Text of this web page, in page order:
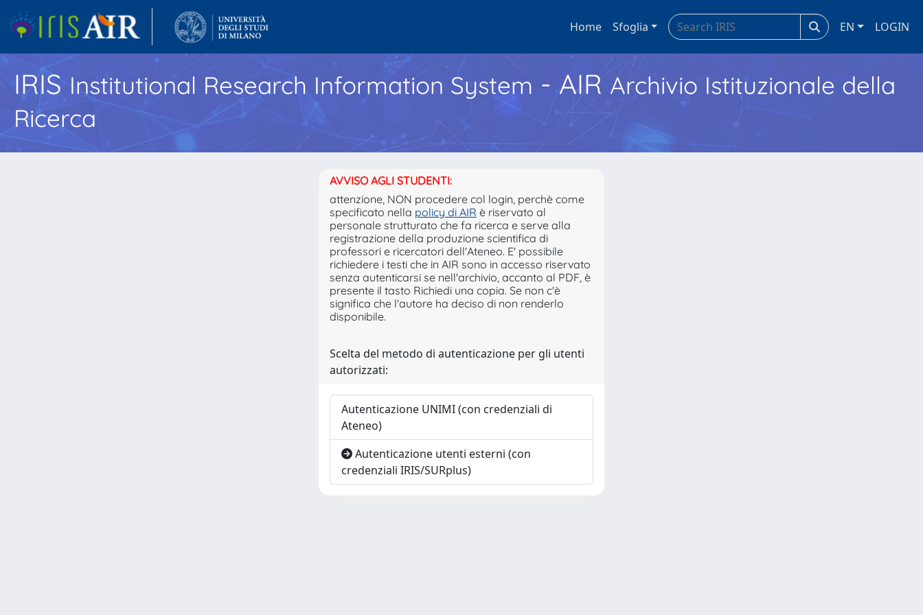
Home Sfoglia EN LOGIN
IRISInstitutional Research Information System - AIR Archivio Istituzionale della
Ricerca
AVVISO AGLI STUDENTI:
attenzione, NON procedere col login, perchè come
specificato nella policy di AIR è riservato al
personale strutturato che fa ricerca e serve alla
registrazione della produzione scientifica di
professori e ricercatori dell'Ateneo. E' possibile
richiedere i testi che in AIR sono in accesso riservato
senza autenticarsi se nell'archivio, accanto al PDF, è
presente il tasto Richiedi una copia. Se non c'è
significa che l'autore ha deciso di non renderlo
disponibile.
Scelta del metodo di autenticazione per gli utenti
autorizzati:
Autenticazione UNIMI (con credenziali di
Ateneo)
Autenticazione utenti esterni (con
credenziali IRIS/SURplus)